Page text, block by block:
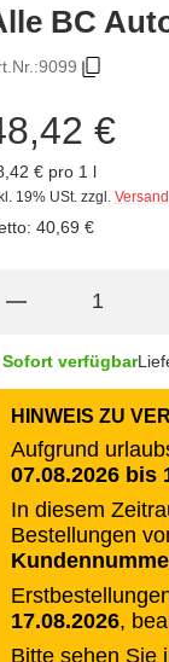
BC
9099
€
€ pro 1 l
19% USt. zzgl. Versand
40,69 €
Sofort verfügbar
HINWEIS ZU
Aufgrund
07.08.2026 bis
In diesem
Bestellungen
17.08.2026,
Bitte sehen Sie